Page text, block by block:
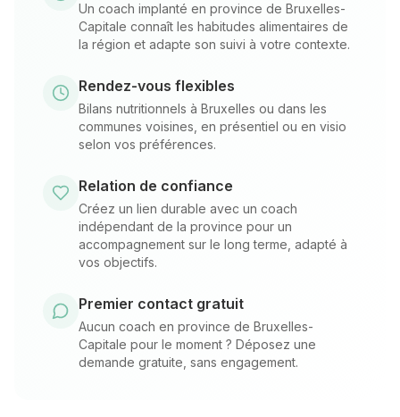
Un coach implanté en province de Bruxelles-
Capitale connaît les habitudes alimentaires de
la région et adapte son suivi à votre contexte.
Rendez-vous flexibles
Bilans nutritionnels à Bruxelles ou dans les
communes voisines, en présentiel ou en visio
selon vos préférences.
Relation de confiance
Créez un lien durable avec un coach
indépendant de la province pour un
accompagnement sur le long terme, adapté à
vos objectifs.
Premier contact gratuit
Aucun coach en province de Bruxelles-
Capitale pour le moment ? Déposez une
demande gratuite, sans engagement.